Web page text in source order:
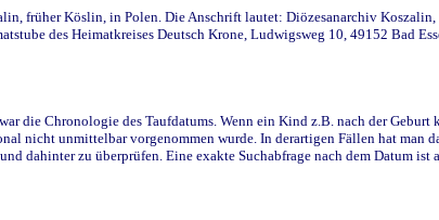
früher Köslin, in Polen. Die Anschrift lautet: Diözesanarchiv
des Heimatkreises Deutsch Krone, Ludwigsweg 10, 49152 Bad
die Chronologie des Taufdatums. Wenn ein Kind z.B. nach der
nicht unmittelbar vorgenommen wurde. In derartigen Fällen hat man
dahinter zu überprüfen. Eine exakte Suchabfrage nach dem Datum